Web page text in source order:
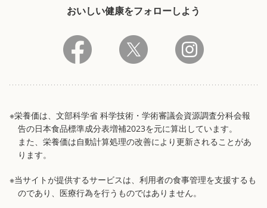
おいしい健康をフォローしよう
※栄養価は、文部科学省 科学技術・学術審議会資源調査分科会報
告の日本食品標準成分表増補2023を元に算出しています。
また、栄養価は自動計算処理の改善により更新されることがあ
ります。
※当サイトが提供するサービスは、利用者の食事管理を支援するも
のであり、医療行為を行うものではありません。